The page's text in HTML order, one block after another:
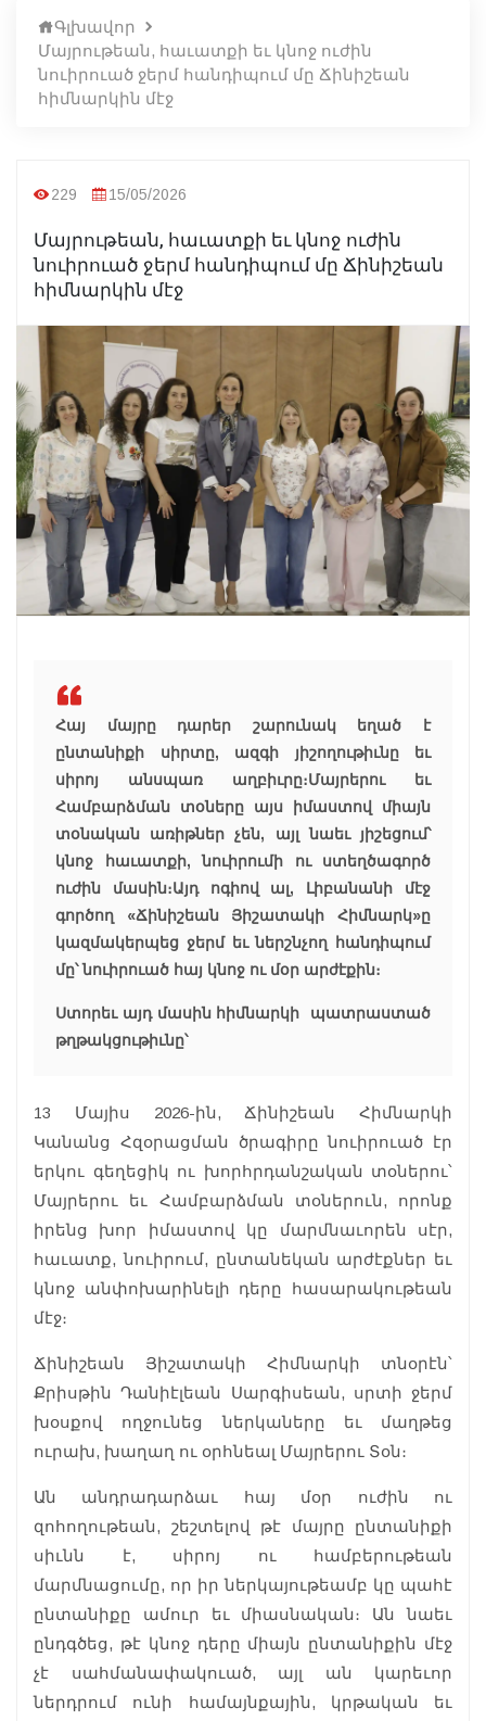
Գլխավոր
Մայրութեան, հաւատքի եւ կնոջ ուժին
նուիրուած ջերմ հանդիպում մը Ճինիշեան
հիմնարկին մէջ
229 15/05/2026
Մայրութեան, հաւատքի եւ կնոջ ուժին
նուիրուած ջերմ հանդիպում մը Ճինիշեան
հիմնարկին մէջ
Հայ մայրը դարեր շարունակ եղած է
ընտանիքի սիրտը, ազգի յիշողութիւնը եւ
սիրոյ անսպառ աղբիւրը։ Մայրերու եւ
Համբարձման տօները այս իմաստով միայն
տօնական առիթներ չեն, այլ նաեւ յիշեցում՝
կնոջ հաւատքի, նուիրումի ու ստեղծագործ
ուժին մասին։ Այդ ոգիով ալ, Լիբանանի մէջ
գործող «Ճինիշեան Յիշատակի Հիմնարկ»ը
կազմակերպեց ջերմ եւ ներշնչող հանդիպում
մը՝ նուիրուած հայ կնոջ ու մօր արժէքին։
Ստորեւ այդ մասին հիմնարկի պատրաստած
թղթակցութիւնը՝
13 Մայիս 2026-ին, Ճինիշեան Հիմնարկի
Կանանց Հզօրացման ծրագիրը նուիրուած էր
երկու գեղեցիկ ու խորհրդանշական տօներու՝
Մայրերու եւ Համբարձման տօներուն, որոնք
իրենց խոր իմաստով կը մարմնաւորեն սէր,
հաւատք, նուիրում, ընտանեկան արժէքներ եւ
կնոջ անփոխարինելի դերը հասարակութեան
մէջ։
Ճինիշեան Յիշատակի Հիմնարկի տնօրէն՝
Քրիսթին Դանիէլեան Սարգիսեան, սրտի ջերմ
խօսքով ողջունեց ներկաները եւ մաղթեց
ուրախ, խաղաղ ու օրհնեալ Մայրերու Տօն։
Ան անդրադարձաւ հայ մօր ուժին ու
զոհողութեան, շեշտելով թէ մայրը ընտանիքի
սիւնն է, սիրոյ ու համբերութեան
մարմնացումը, որ իր ներկայութեամբ կը պահէ
ընտանիքը ամուր եւ միասնական։ Ան նաեւ
ընդգծեց, թէ կնոջ դերը միայն ընտանիքին մէջ
չէ սահմանափակուած, այլ ան կարեւոր
ներդրում ունի համայնքային, կրթական եւ